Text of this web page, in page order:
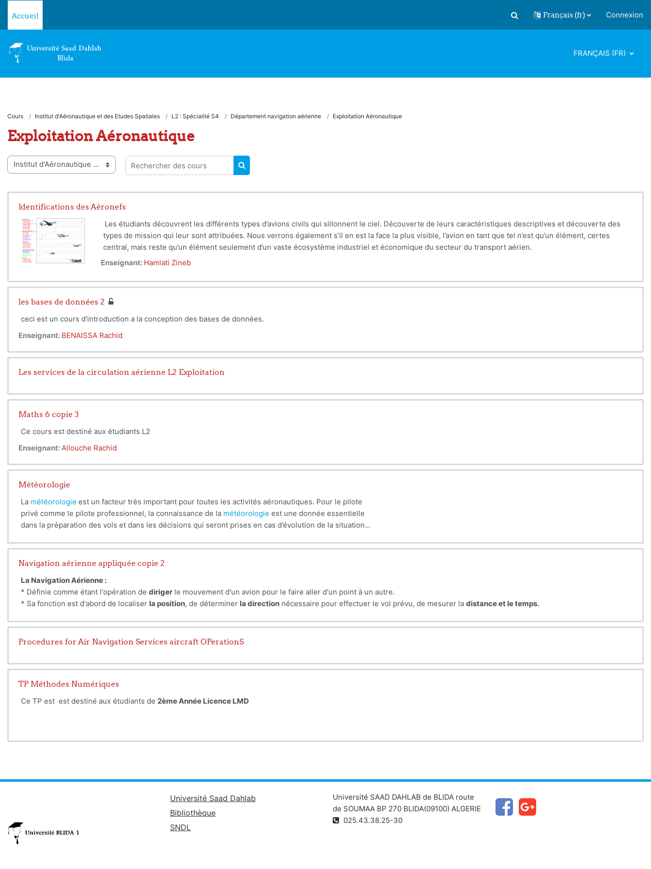
Accueil
Activer/désactiver la saisie de
Français ‎(fr)‎ Connexion
FRANÇAIS ‎(FR)‎
Cours Institut d'Aéronautique et des Etudes Spatiales L2 : Spécialité S4 Département navigation aérienne Exploitation Aéronautique
Exploitation Aéronautique
de cours
Rechercher des cours
RECHERCHER DES COURS
Identifications des Aéronefs
Les étudiants découvrent les différents types d’avions civils qui sillonnent le ciel. Découverte de leurs caractéristiques descriptives et découverte des
types de mission qui leur sont attribuées. Nous verrons également s’il en est la face la plus visible, l’avion en tant que tel n’est qu’un élément, certes
central, mais reste qu’un élément seulement d’un vaste écosystème industriel et économique du secteur du transport aérien.
L'objectif global du cours étant de présenter l'avion à l'intérieur du système du transport aérien, en utilisant et en s’appuyant sur différentes notions.
Nous aborderons successivement : le monde de l'aviation civile, les différents types d'aéronefs, les différentes missions qu'ils peuvent être amenés à
réaliser, une présentation des différentes parties d'un avion ainsi que de sa géométrie, les différentes phases d'un vol, la masse de l'avion (ou devrais-je
tendances entre les grandeurs considérées
Enseignant: Hamlati Zineb
les bases de données 2
ceci est un cours d'introduction a la conception des bases de données.
Enseignant: BENAISSA Rachid
Les services de la circulation aérienne L2 Exploitation
Maths 6 copie 3
Ce cours est destiné aux étudiants L2
Enseignant:Allouche Rachid
Météorologie
La météorologie est un facteur très important pour toutes les activités aéronautiques. Pour le pilote
privé comme le pilote professionnel, la connaissance de la météorologie est une donnée essentielle
dans la préparation des vols et dans les décisions qui seront prises en cas d’évolution de la situation
Navigation aérienne appliquée copie 2
La Navigation Aérienne :
* Définie comme étant l'opération de diriger le mouvement d'un avion pour le faire aller d'un point à un autre.
* Sa fonction est d'abord de localiser la position, de déterminer la direction nécessaire pour effectuer le vol prévu, de mesurer la distance et le temps.
Procedures for Air Navigation Services aircraft OPerationS
TP Méthodes Numériques
Ce TP est est destiné aux étudiants de 2ème Année Licence LMD
Université Saad Dahlab
Bibliothèque
SNDL
Université SAAD DAHLAB de BLIDA route
de SOUMAA BP 270 BLIDA(09100) ALGERIE
025.43.38.25-30